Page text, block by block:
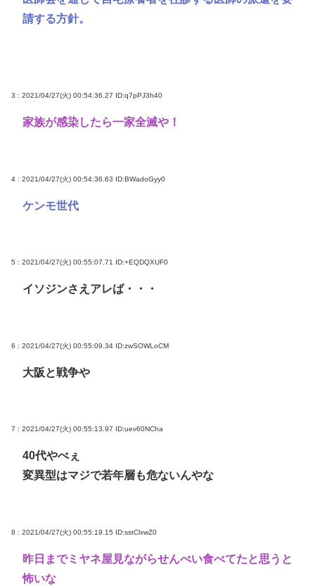
請する方針。
3 : 2021/04/27(火) 00:54:36.27 ID:q7pPJ3h40
家族が感染したら一家全滅や！
4 : 2021/04/27(火) 00:54:36.63 ID:BWadoGyy0
ケンモ世代
5 : 2021/04/27(火) 00:55:07.71 ID:+EQDQXUF0
イソジンさえアレば・・・
6 : 2021/04/27(火) 00:55:09.34 ID:zwSOWLoCM
大阪と戦争や
7 : 2021/04/27(火) 00:55:13.97 ID:uev60NCha
40代やべぇ
変異型はマジで若年層も危ないんやな
8 : 2021/04/27(火) 00:55:19.15 ID:sstClxwZ0
昨日までミヤネ屋見ながらせんべい食べてたと思うと
怖いな